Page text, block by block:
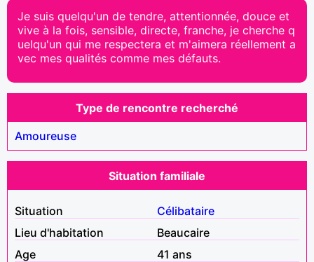
Je suis quelqu'un de tendre, attentionnée, douce et
vive à la fois, sensible, directe, franche, je cherche q
uelqu'un qui me respectera et m'aimera réellement a
vec mes qualités comme mes défauts.
Type de rencontre recherché
Amoureuse
Situation familiale
Situation
Célibataire
Lieu d'habitation
Beaucaire
Age
41 ans